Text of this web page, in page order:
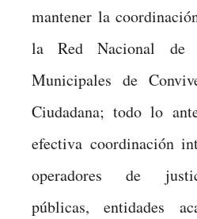
mantener la
la Red Nacional de
Municipales de
Ciudadana; todo lo
efectiva coordinación
operadores de
públicas, entidades